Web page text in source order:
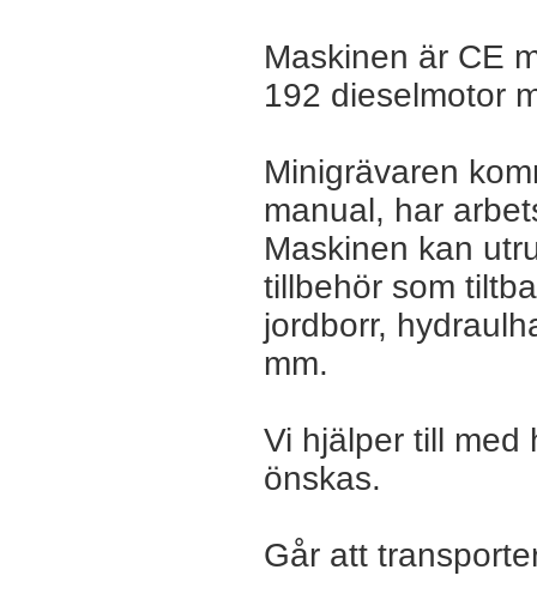
Maskinen är CE
192 dieselmotor
Minigrävaren
manual, har
Maskinen kan
tillbehör som
jordborr,
mm.
Vi hjälper till med
önskas.
Går att